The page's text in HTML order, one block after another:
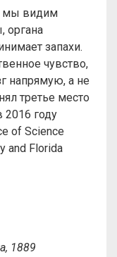
мы видим
органа
запахи.
чувство,
напрямую, а не
третье место
2016 году
of Science
and Florida
1889